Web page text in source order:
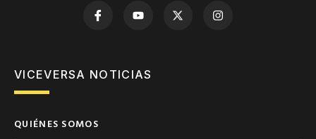
VICEVERSA NOTICIAS
QUIÉNES SOMOS